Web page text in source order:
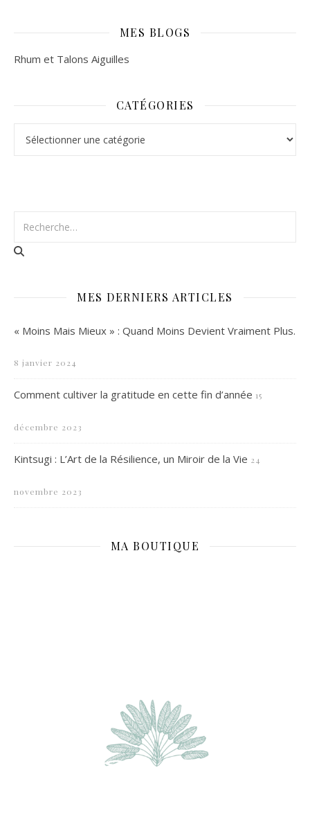
MES BLOGS
Rhum et Talons Aiguilles
CATÉGORIES
MES DERNIERS ARTICLES
« Moins Mais Mieux » : Quand Moins Devient Vraiment Plus.
8 janvier 2024
Comment cultiver la gratitude en cette fin d’année 15
décembre 2023
Kintsugi : L’Art de la Résilience, un Miroir de la Vie 24
novembre 2023
MA BOUTIQUE